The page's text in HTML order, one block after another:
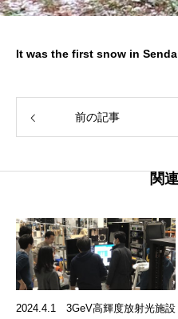
It was the first snow in
前の記事
関
2024.4.1 3GeV高輝度放射光施設